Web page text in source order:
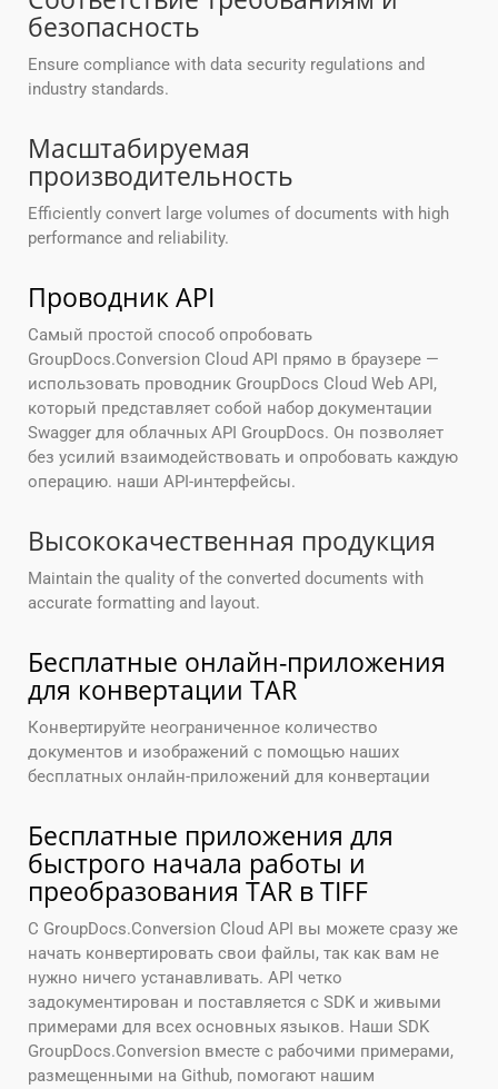
безопасность
Ensure compliance with data security regulations and
industry standards.
Масштабируемая
производительность
Efficiently convert large volumes of documents with high
performance and reliability.
Проводник API
Самый простой способ опробовать
GroupDocs.Conversion Cloud API прямо в браузере —
использовать проводник GroupDocs Cloud Web API,
который представляет собой набор документации
Swagger для облачных API GroupDocs. Он позволяет
без усилий взаимодействовать и опробовать каждую
операцию. наши API-интерфейсы.
Высококачественная продукция
Maintain the quality of the converted documents with
accurate formatting and layout.
Бесплатные онлайн-приложения
для конвертации TAR
Конвертируйте неограниченное количество
документов и изображений с помощью наших
бесплатных онлайн-приложений для конвертации
Бесплатные приложения для
быстрого начала работы и
преобразования TAR в TIFF
С GroupDocs.Conversion Cloud API вы можете сразу же
начать конвертировать свои файлы, так как вам не
нужно ничего устанавливать. API четко
задокументирован и поставляется с SDK и живыми
примерами для всех основных языков. Наши SDK
GroupDocs.Conversion вместе с рабочими примерами,
размещенными на Github, помогают нашим